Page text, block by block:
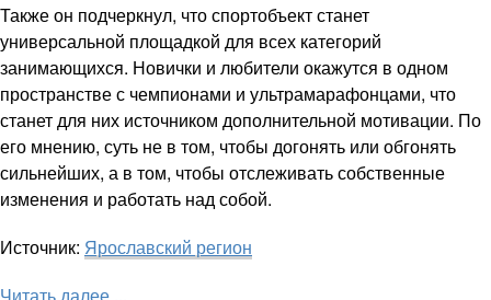
Также он подчеркнул, что спортобъект станет
универсальной площадкой для всех категорий
занимающихся. Новички и любители окажутся в одном
пространстве с чемпионами и ультрамарафонцами, что
станет для них источником дополнительной мотивации. По
его мнению, суть не в том, чтобы догонять или обгонять
сильнейших, а в том, чтобы отслеживать собственные
изменения и работать над собой.
Источник: Ярославский регион
Читать далее ...